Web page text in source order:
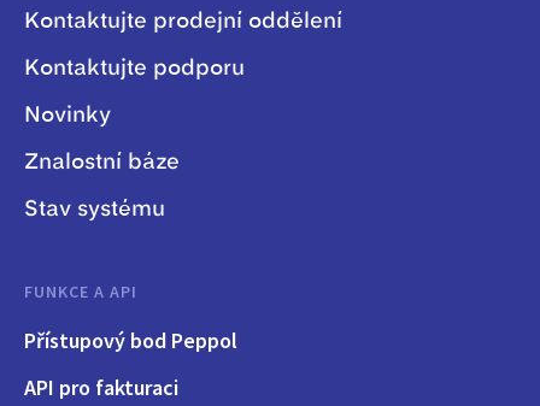
Kontaktujte prodejní oddělení
Kontaktujte podporu
Novinky
Znalostní báze
Stav systému
FUNKCE A API
Přístupový bod Peppol
API pro fakturaci